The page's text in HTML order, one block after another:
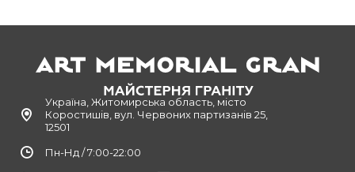
Україна, Житомирська область, місто
Коростишів, вул. Червоних партизанів 25,
12501
Пн-Нд / 7:00-22:00